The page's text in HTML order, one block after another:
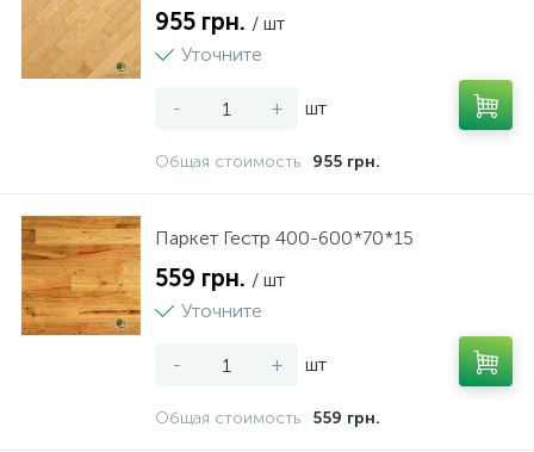
955 грн. / шт
Уточните
- + шт
Общая стоимость 955 грн.
Паркет Гестр 400-600*70*15
559 грн. / шт
Уточните
- + шт
Общая стоимость 559 грн.